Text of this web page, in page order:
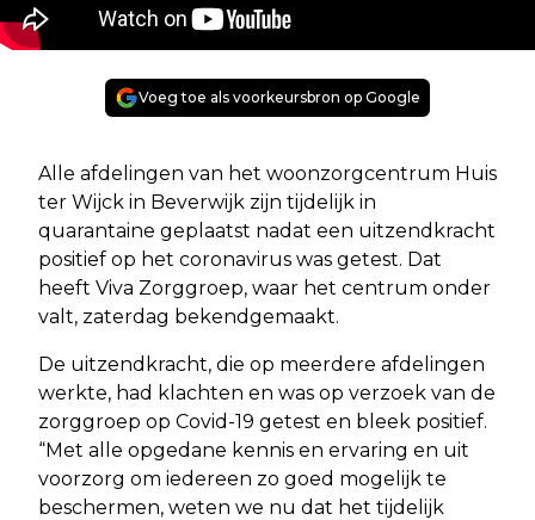
Voeg toe als voorkeursbron op Google
Alle afdelingen van het woonzorgcentrum Huis
ter Wijck in Beverwijk zijn tijdelijk in
quarantaine geplaatst nadat een uitzendkracht
positief op het coronavirus was getest. Dat
heeft Viva Zorggroep, waar het centrum onder
valt, zaterdag bekendgemaakt.
De uitzendkracht, die op meerdere afdelingen
werkte, had klachten en was op verzoek van de
zorggroep op Covid-19 getest en bleek positief.
“Met alle opgedane kennis en ervaring en uit
voorzorg om iedereen zo goed mogelijk te
beschermen, weten we nu dat het tijdelijk